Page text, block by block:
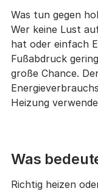
Was tun gegen
Wer keine Lust
hat oder einfach
Fußabdruck
große Chance.
Heizung
Was
Richtig heizen